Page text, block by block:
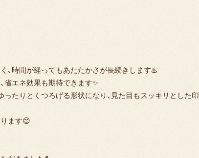
、時間が経ってもあたたかさが長続きします♨️
省エネ効果も期待できます✨
ったりとくつろげる形状になり、見た目もスッキリとした印
ます😊